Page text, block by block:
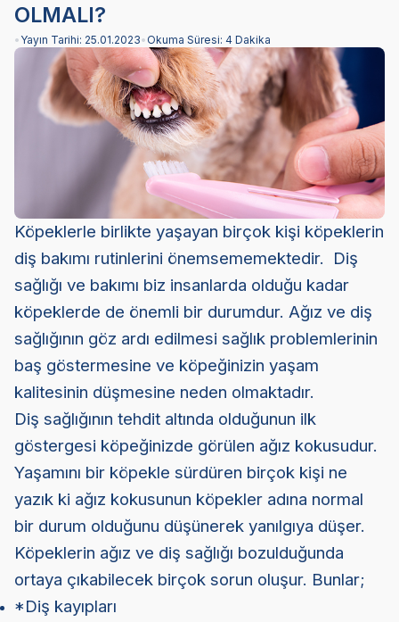
OLMALI?
• Yayın Tarihi: 25.01.2023•Okuma Süresi: 4 Dakika
Köpeklerle birlikte yaşayan birçok kişi köpeklerin
diş bakımı rutinlerini önemsememektedir. Diş
sağlığı ve bakımı biz insanlarda olduğu kadar
köpeklerde de önemli bir durumdur. Ağız ve diş
sağlığının göz ardı edilmesi sağlık problemlerinin
baş göstermesine ve köpeğinizin yaşam
kalitesinin düşmesine neden olmaktadır.
Diş sağlığının tehdit altında olduğunun ilk
göstergesi köpeğinizde görülen ağız kokusudur.
Yaşamını bir köpekle sürdüren birçok kişi ne
yazık ki ağız kokusunun köpekler adına normal
bir durum olduğunu düşünerek yanılgıya düşer.
Köpeklerin ağız ve diş sağlığı bozulduğunda
ortaya çıkabilecek birçok sorun oluşur. Bunlar;
*Diş kayıpları